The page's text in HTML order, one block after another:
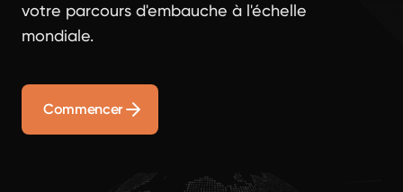
votre parcours d'embauche à l'échelle
mondiale.
Commencer